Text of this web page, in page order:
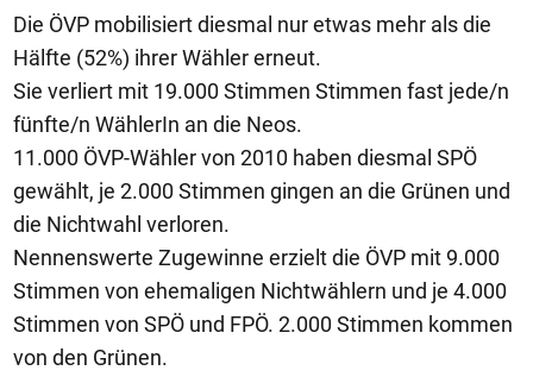
Die ÖVP mobilisiert diesmal nur etwas mehr als die
Hälfte (52%) ihrer Wähler erneut.
Sie verliert mit 19.000 Stimmen Stimmen fast jede/n
fünfte/n WählerIn an die Neos.
11.000 ÖVP-Wähler von 2010 haben diesmal SPÖ
gewählt, je 2.000 Stimmen gingen an die Grünen und
die Nichtwahl verloren.
Nennenswerte Zugewinne erzielt die ÖVP mit 9.000
Stimmen von ehemaligen Nichtwählern und je 4.000
Stimmen von SPÖ und FPÖ. 2.000 Stimmen kommen
von den Grünen.